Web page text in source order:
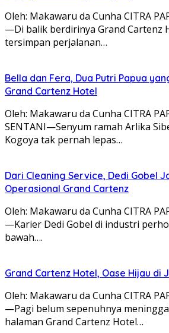
Oleh: Makawaru da Cunha CITRA
—Di balik berdirinya Grand Cartenz
tersimpan perjalanan…
Bella dan Fera, Dua Putri Papua
Grand Cartenz Hotel
Oleh: Makawaru da Cunha CITRA
SENTANI—Senyum ramah Arlika
Kogoya tak pernah lepas…
Dari Cleaning Service, Dedi Gobel
Operasional Grand Cartenz
Oleh: Makawaru da Cunha CITRA
—Karier Dedi Gobel di industri
bawah….
Grand Cartenz Hotel, Oase Hijau di
Oleh: Makawaru da Cunha CITRA
—Pagi belum sepenuhnya
halaman Grand Cartenz Hotel…